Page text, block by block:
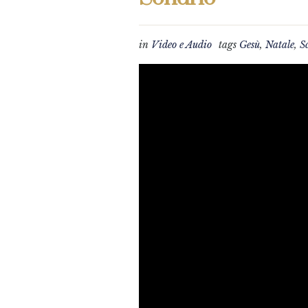
in Video e Audio tags Gesù, Natale,